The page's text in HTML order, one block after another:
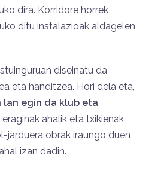
dira. Korridore horrek
ditu instalazioak aldagelen
diseinatu da
eta handitzea. Hori dela eta,
egin da klub eta
eraginak ahalik eta txikienak
jarduera obrak iraungo duen
izan dadin.